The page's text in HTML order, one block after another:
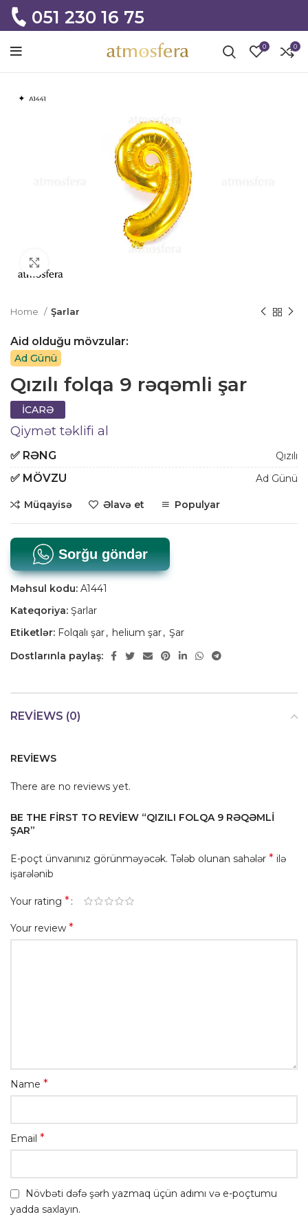
051 230 16 75
0 0
Home Şarlar
Aid olduğu mövzular:
Ad Günü
Qızılı folqa 9 rəqəmli şar
İCARƏ
Qiymət təklifi al
✅ RƏNG Qızılı
✅ MÖVZU Ad Günü
Müqayisə Əlavə et Populyar
Sorğu göndər
Məhsul kodu: A1441
Kateqoriya: Şarlar
Etiketlər: Folqalı şar, helium şar, Şar
Dostlarınla paylaş:
REVIEWS (0)
REVIEWS
There are no reviews yet.
BE THE FIRST TO REVIEW “QIZILI FOLQA 9 RƏQƏMLI
ŞAR”
E-poçt ünvanınız görünməyəcək. Tələb olunan sahələr * ilə
işarələnib
Your rating *
Your review *
Name *
Email *
Növbəti dəfə şərh yazmaq üçün adımı və e-poçtumu
yadda saxlayın.